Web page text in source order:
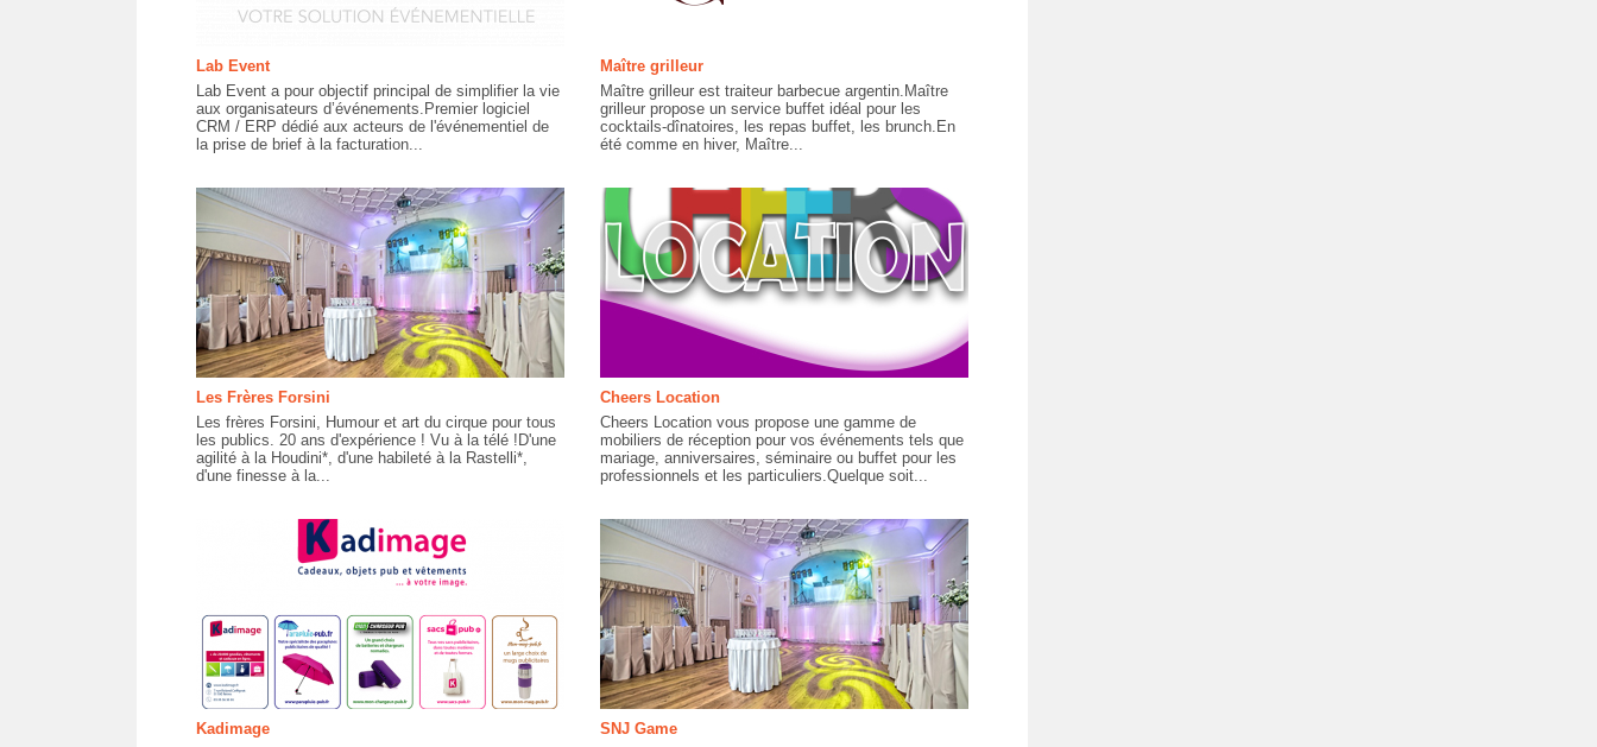
Lab Event
Lab Event a pour objectif principal de simplifier la vie
aux organisateurs d’événements.Premier logiciel
CRM / ERP dédié aux acteurs de l'événementiel de
la prise de brief à la facturation...
Maître grilleur
Maître grilleur est traiteur barbecue argentin.Maître
grilleur propose un service buffet idéal pour les
cocktails-dînatoires, les repas buffet, les brunch.En
été comme en hiver, Maître...
Les Frères Forsini
Les frères Forsini, Humour et art du cirque pour tous
les publics. 20 ans d'expérience ! Vu à la télé !D'une
agilité à la Houdini*, d'une habileté à la Rastelli*,
d'une finesse à la...
Cheers Location
Cheers Location vous propose une gamme de
mobiliers de réception pour vos événements tels que
mariage, anniversaires, séminaire ou buffet pour les
professionnels et les particuliers.Quelque soit...
Kadimage
SNJ Game